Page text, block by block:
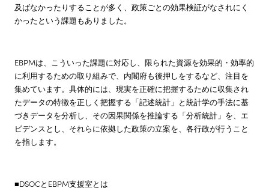
及ばなかったりすることが多く、政策ごとの効果検証がなされにく
かったという課題もありました。
EBPMは、こういった課題に対応し、限られた資源を効果的・効率的
に利用するための取り組みで、内閣府も後押しをするなど、注目を
集めています。具体的には、現実を正確に把握するために収集され
たデータの特徴を正しく把握する「記述統計」と統計学の手法に基
づきデータを分析し、その因果関係を推論する「分析統計」を、エ
ビデンスとし、それらに依拠した政策の立案を、各行政が行うこと
を指します。
■DSOCとEBPM支援室とは